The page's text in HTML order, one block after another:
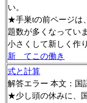
い。
★手巣tの前ページは
題数が多くなってい
小さくして新しく作
新 てこの働き
式と計算
解答エラー 本文：国
★少し頭の休みに、